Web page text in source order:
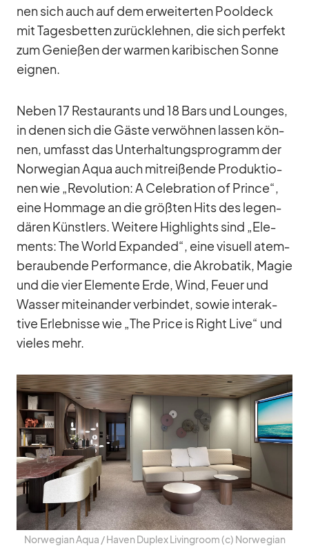
nen sich auch auf dem er­wei­ter­ten Pool­deck
mit Ta­ges­bet­ten zu­rück­leh­nen, die sich per­fekt
zum Ge­nie­ßen der war­men ka­ri­bi­schen Sonne
eig­nen.
Ne­ben 17 Re­stau­rants und 18 Bars und Loun­ges,
in de­nen sich die Gäste ver­wöh­nen las­sen kön­
nen, um­fasst das Un­ter­hal­tungs­pro­gramm der
Nor­we­gian Aqua auch mit­rei­ßende Pro­duk­tio­
nen wie „Re­vo­lu­tion: A Ce­le­bra­tion of Prince“,
eine Hom­mage an die größ­ten Hits des le­gen­
dä­ren Künst­lers. Wei­tere High­lights sind „Ele­
ments: The World Ex­pan­ded“, eine vi­su­ell atem­
be­rau­bende Per­for­mance, die Akro­ba­tik, Ma­gie
und die vier Ele­mente Erde, Wind, Feuer und
Was­ser mit­ein­an­der ver­bin­det, so­wie in­ter­ak­
tive Er­leb­nisse wie „The Price is Right Live“ und
vie­les mehr.
Nor­we­gian Aqua /​ Ha­ven Du­plex Li­vin­g­room (c) Nor­we­gian